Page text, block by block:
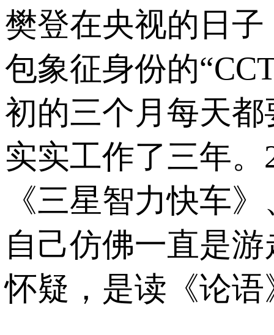
樊登在央视的日
包象征身份的
初的三个月每天
实实工作了三年
《三星智力快车
自己仿佛一直是
怀疑，是读《论